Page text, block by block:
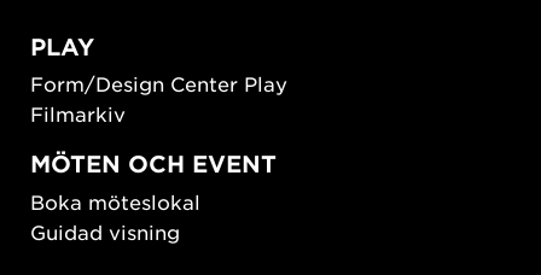
PLAY
Form/Design Center Play
Filmarkiv
MÖTEN OCH EVENT
Boka möteslokal
Guidad visning